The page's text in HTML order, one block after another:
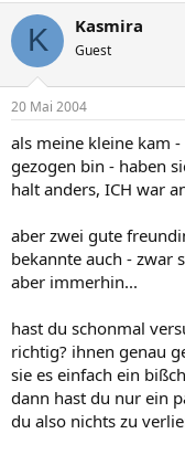
K Kasmira
Guest
20 Mai 2004
als meine kleine kam
gezogen bin - haben
halt anders, ICH war
aber zwei gute
bekannte auch - zwar
aber immerhin...
hast du schonmal
richtig? ihnen genau
sie es einfach ein
dann hast du nur ein
du also nichts zu